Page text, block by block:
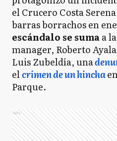
el Crucero Costa
barras borrachos en
escándalo se sumaa
manager, Roberto
Luis Zubeldía, una
elcrimen de un hincha
Parque.
Ads